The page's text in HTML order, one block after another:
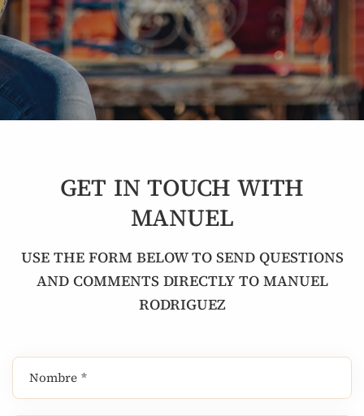
GET IN TOUCH WITH
MANUEL
USE THE FORM BELOW TO SEND QUESTIONS
AND COMMENTS DIRECTLY TO MANUEL
RODRIGUEZ
Nombre *